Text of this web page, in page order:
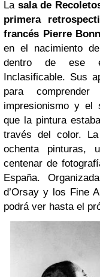
La sala de
primera
francés Pierre
en el nacimiento
dentro de ese
Inclasificable. Sus
para
impresionismo y el
que la pintura
través del color.
ochenta pinturas,
centenar de
España.
d’Orsay y los Fine
podrá ver hasta el